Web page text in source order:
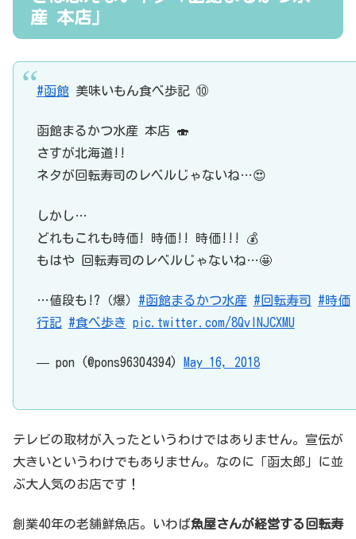
産 本店」
#函館 美味いもん食べ歩記 ⑩
函館まるかつ水産 本店 🍣
さすが北海道!!
ネタが回転寿司のレベルじゃないね…😍
しかし…
どれもこれも時価! 時価!! 時価!!! 💰
もはや 回転寿司のレベルじゃないね…🤩
…値段も!?（爆） #函館まるかつ水産 #回転寿司
#時価
行記 #食べ歩き pic.twitter.com/8QvINJCXMU
— pon (@pons96304394) May 16, 2018
テレビの取材が入ったというわけではありません。宣伝が
大きいというわけでもありません。なのに「函太郎」に並
ぶ大人気のお店です！
創業40年の老舗鮮魚店。いわば魚屋さんが経営する回転寿